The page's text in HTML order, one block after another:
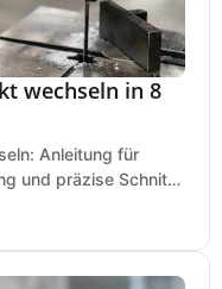
wechseln in 8
Anleitung für
und präzise Schnitte